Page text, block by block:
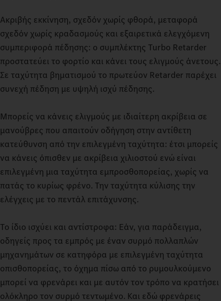
Αναπαυτικά διαλείμματα ακόμη και σε κουραστικά δρομολόγια:
Με την καμπίνα οδηγού GigaSpace και την καμπίνα οδηγού
BigSpace έχεις τη δυνατότητα να διαλέξεις μεταξύ δύο
Τα επιλεγόμενα προγράμματα οδήγησης κάνουν ευκολότερη
μεγαλύτερη ακρίβεια. Είτε σε διαδρομές χωρίς φορτίο ή με
μεγάλο φορτίο σε απαιτητικό έδαφος: Ρύθμισε στο Actros L
έως 500 t την ακριβή λειτουργία που απαιτείται για την
τρέχουσα διαδρομή σου ενώ οδηγείς. Με τις λειτουργίες ECO,
HEAVY ή MANUAL έχεις στη διάθεσή σου τρεις επιλογές.
Μπορείς να κάνεις λεπτούς ελιγμούς χάρη στον συμπλέκτη
Turbo Retarder στον τρόπο λειτουργίας ελιγμών: Με σταθερή
φορτία, σχεδόν χωρίς φθορά του συμπλέκτη εκκίνησης.
Ακριβής εκκίνηση, σχεδόν χωρίς φθορά, μεταφορά
σχεδόν χωρίς κραδασμούς και εξαιρετικά ελεγχόμενη
συμπεριφορά πέδησης: ο συμπλέκτης Turbo Retarder
προστατεύει το φορτίο και κάνει τους ελιγμούς άνετους.
Σε ταχύτητα βηματισμού το πρωτεύον Retarder παρέχει
συνεχή πέδηση με υψηλή ισχύ πέδησης.
Μπορείς να κάνεις ελιγμούς με ιδιαίτερη ακρίβεια σε
μανούβρες που απαιτούν οδήγηση στην αντίθετη
κατεύθυνση από την επιλεγμένη ταχύτητα: έτσι μπορείς
να κάνεις όπισθεν με ακρίβεια χιλιοστού ενώ είναι
επιλεγμένη μια ταχύτητα εμπροσθοπορείας, χωρίς να
πατάς το κυρίως φρένο. Την ταχύτητα κύλισης την
ελέγχεις με το πεντάλ επιτάχυνσης.
Το ίδιο ισχύει και αντίστροφα: Εάν, για παράδειγμα,
οδηγείς προς τα εμπρός με έναν συρμό πολλαπλών
μηχανημάτων σε κατηφόρα με επιλεγμένη ταχύτητα
οπισθοπορείας, το όχημα πίσω από το ρυμουλκούμενο
μπορεί να φρενάρει και με αυτόν τον τρόπο να κρατήσει
ολόκληρο τον συρμό τεντωμένο. Και εδώ φρενάρεις